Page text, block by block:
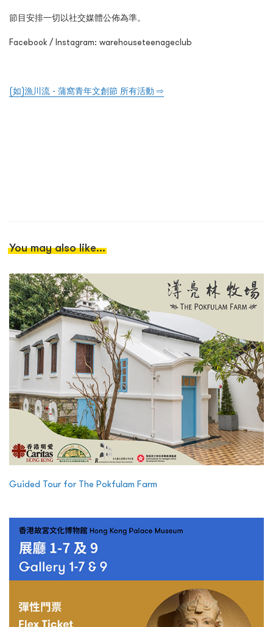
節目安排一切以社交媒體公佈為準。
Facebook / Instagram: warehouseteenageclub
(如)漁川流 - 蒲窩青年文創節 所有活動 ⇨
You may also like...
Guided Tour for The Pokfulam Farm